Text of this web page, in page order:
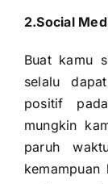
2.Social
Buat kamu
selalu
positif
mungkin
paruh